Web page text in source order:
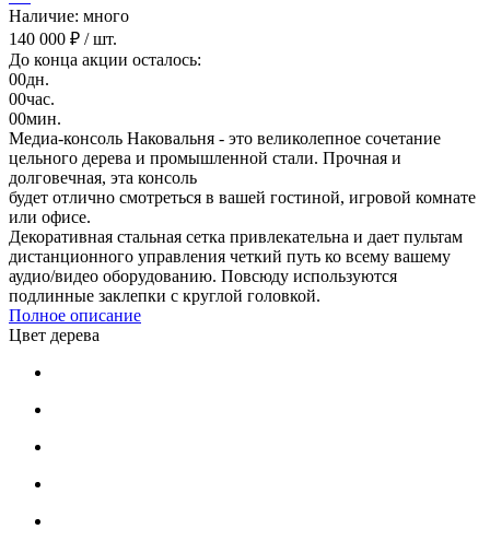
Наличие: много
140 000 ₽ / шт.
До конца акции осталось:
00дн.
00час.
00мин.
Медиа-консоль Наковальня - это великолепное сочетание
цельного дерева и промышленной стали. Прочная и
долговечная, эта консоль
будет отлично смотреться в вашей гостиной, игровой комнате
или офисе.
Декоративная стальная сетка привлекательна и дает пультам
дистанционного управления четкий путь ко всему вашему
аудио/видео оборудованию. Повсюду используются
подлинные заклепки с круглой головкой.
Полное описание
Цвет дерева